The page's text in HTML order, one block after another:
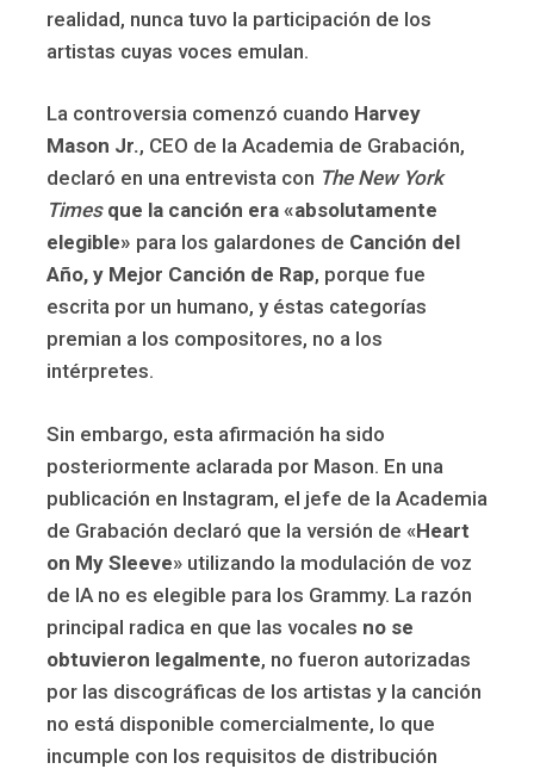
realidad, nunca tuvo la participación de los
artistas cuyas voces emulan.
La controversia comenzó cuando Harvey
Mason Jr., CEO de la Academia de Grabación,
declaró en una entrevista con The New York
Times que la canción era «absolutamente
elegible» para los galardones de Canción del
Año, y Mejor Canción de Rap, porque fue
escrita por un humano, y éstas categorías
premian a los compositores, no a los
intérpretes.
Sin embargo, esta afirmación ha sido
posteriormente aclarada por Mason. En una
publicación en Instagram, el jefe de la Academia
de Grabación declaró que la versión de «Heart
on My Sleeve» utilizando la modulación de voz
de IA no es elegible para los Grammy. La razón
principal radica en que las vocales no se
obtuvieron legalmente, no fueron autorizadas
por las discográficas de los artistas y la canción
no está disponible comercialmente, lo que
incumple con los requisitos de distribución